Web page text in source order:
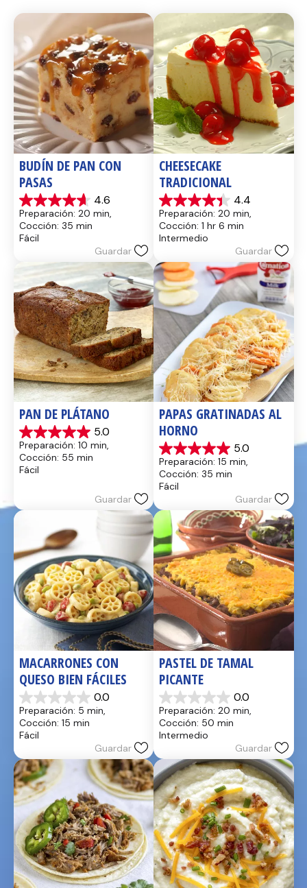
BUDÍN DE PAN CON
PASAS
4.6
4.6
de
5
estrellas.
reseñas
Preparación: 20 min,
Cocción: 35 min
Fácil
Guardar
CHEESECAKE
TRADICIONAL
4.4
4.4
de
5
estrellas.
reseñas
Preparación: 20 min,
Cocción: 1 hr 6 min
Intermedio
Guardar
PAN DE PLÁTANO
5.0
5.0
de
5
estrellas.
Preparación: 10 min,
Cocción: 55 min
Fácil
Guardar
PAPAS GRATINADAS AL
HORNO
5.0
5.0
de
5
estrellas.
reseñas
Preparación: 15 min,
Cocción: 35 min
Fácil
Guardar
MACARRONES CON
QUESO BIEN FÁCILES
0.0
0.0
de
5
estrellas.
Preparación: 5 min,
Cocción: 15 min
Fácil
Guardar
PASTEL DE TAMAL
PICANTE
0.0
0.0
de
5
estrellas.
Preparación: 20 min,
Cocción: 50 min
Intermedio
Guardar